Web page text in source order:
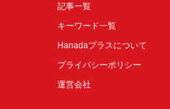
記事一覧
キーワード一覧
Hanadaプラスについて
プライバシーポリシー
運営会社